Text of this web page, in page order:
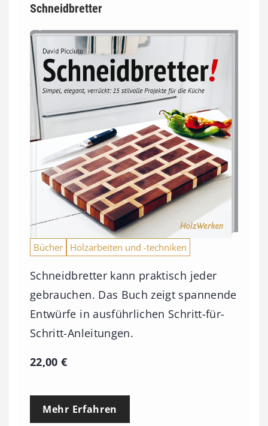
Schneidbretter
Bücher Holzarbeiten und -techniken
Schneidbretter kann praktisch jeder
gebrauchen. Das Buch zeigt spannende
Entwürfe in ausführlichen Schritt-für-
Schritt-Anleitungen.
22,00€
Mehr Erfahren